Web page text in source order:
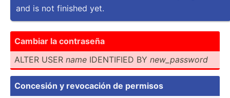
and is not finished yet.
Cambiar la contraseña
ALTER USER name IDENTIFIED BY new_pa­ssword
Concesión y revocación de permisos